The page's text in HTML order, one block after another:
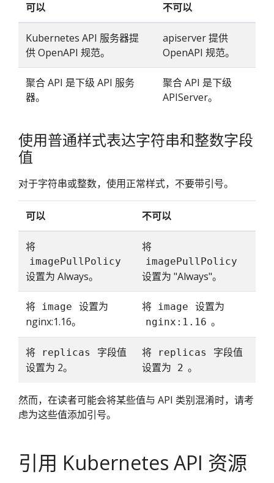
可以 不可以
Kubernetes API 服务器提
供 OpenAPI 规范。
apiserver 提供
OpenAPI 规范。
聚合 API 是下级 API 服务
器。
聚合 API 是下级
APIServer。
使用普通样式表达字符串和整数字段
值
对于字符串或整数，使用正常样式，不要带引号。
可以 不可以
将
imagePullPolicy
设置为 Always。
将
imagePullPolicy
设置为 "Always"。
将 image
设置为
nginx:1.16。
将 image 设置为
nginx:1.16 。
将 replicas
字段值
设置为 2。
将 replicas
字段值
设置为
2 。
然而，在读者可能会将某些值与 API 类别混淆时，请考
虑为这些值添加引号。
引用 Kubernetes API 资源